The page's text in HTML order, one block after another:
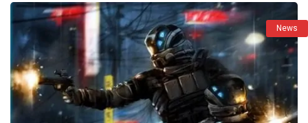
News